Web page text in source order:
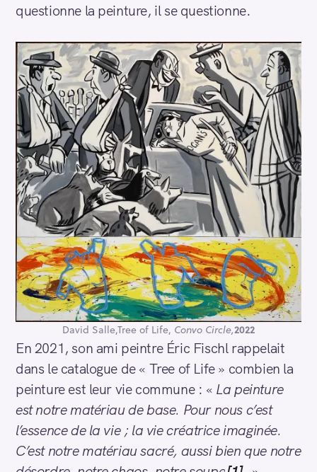
questionne la peinture, il se questionne.
David Salle,Tree of Life, Convo Circle,2022
En 2021, son ami peintre Éric Fischl rappelait
dans le catalogue de « Tree of Life » combien la
peinture est leur vie commune : « La peinture
est notre matériau de base. Pour nous c’est
l’essence de la vie ; la vie créatrice imaginée.
C’est notre matériau sacré, aussi bien que notre